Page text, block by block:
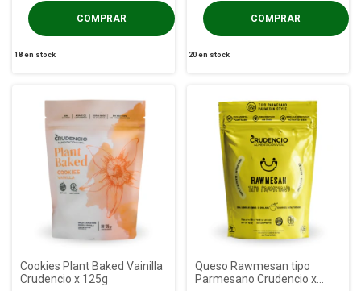
18en stock 20 en stock
Cookies Plant Baked Vainilla
Crudencio x 125g
Queso Rawmesan tipo
Parmesano Crudencio x